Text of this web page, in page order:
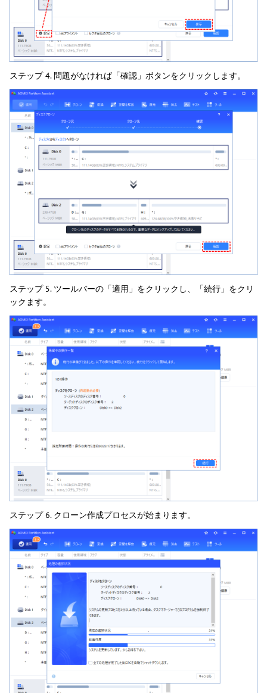
ステップ 4. 問題がなければ「確認」ボタンをクリックします。
ステップ 5. ツールバーの「適用」をクリックし、「続行」をクリ
ックます。
ステップ 6. クローン作成プロセスが始まります。